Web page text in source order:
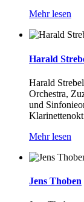
Mehr lesen
Harald
Harald
Orchestra,
und
Mehr lesen
Jens Thoben